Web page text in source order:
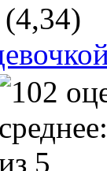
(4,34)